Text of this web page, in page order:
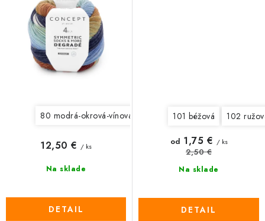
80 modrá-okrová-vínová 81 zelená-okrová-oranžová-
Na sklade
12,50 € / ks
DETAIL
101 béžová 102
Na sklade
od 1,75 € / ks
2,50 €
DETAIL